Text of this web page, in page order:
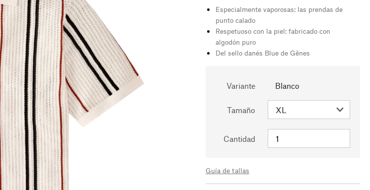
Especialmente vaporosas: las prendas de
punto calado
Respetuoso con la piel: fabricado con
algodón puro
Del sello danés Blue de Gênes
Variante Blanco
Tamaño
Cantidad
Guía de tallas